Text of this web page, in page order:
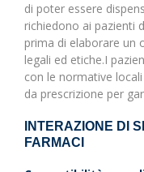
di poter essere
richiedono ai pazienti
prima di elaborare un
legali ed etiche.I
con le normative
da prescrizione per
INTERAZIONE DI
FARMACI